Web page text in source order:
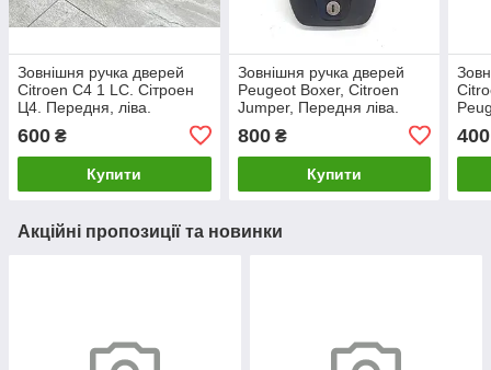
Зовнішня ручка дверей
Citroen C4 1 LC. Сітроен
Ц4. Передня, ліва.
600 ₴
Купити
Зовнішня ручка дверей
Peugeot Boxer, Citroen
Jumper, Передня ліва.
800₴
Купити
400
Акційні пропозиції та новинки